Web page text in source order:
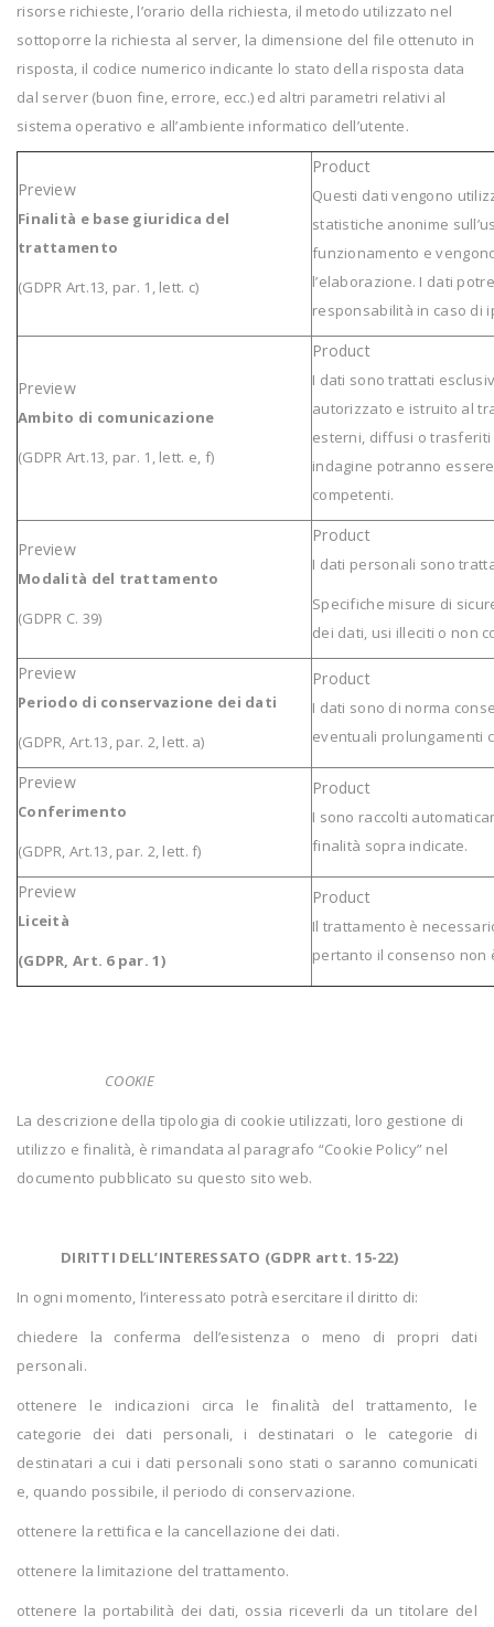
risorse richieste, l’orario della richiesta, il metodo utilizzato nel
sottoporre la richiesta al server, la dimensione del file ottenuto in
risposta, il codice numerico indicante lo stato della risposta data
dal server (buon fine, errore, ecc.) ed altri parametri relativi al
sistema operativo e all’ambiente informatico dell’utente.
Finalità e base giuridica del
trattamento
(GDPR Art.13, par. 1, lett. c)
Questi dati vengono
statistiche anonime
funzionamento e
l’elaborazione. I dati
responsabilità in caso di
Ambito di comunicazione
(GDPR Art.13, par. 1, lett. e, f)
I dati sono trattati
autorizzato e istruito al
esterni, diffusi o trasferiti
indagine potranno
competenti.
Modalità del trattamento
(GDPR C. 39)
I dati personali sono
Specifiche misure di
dei dati, usi illeciti o non
Periodo di conservazione dei dati
(GDPR, Art.13, par. 2, lett. a)
I dati sono di norma
eventuali prolungamenti
Conferimento
(GDPR, Art.13, par. 2, lett. f)
I sono raccolti
finalità sopra indicate.
Liceità
(GDPR, Art. 6 par. 1)
Il trattamento è
pertanto il consenso non
COOKIE
La descrizione della tipologia di cookie utilizzati, loro gestione di
utilizzo e finalità, è rimandata al paragrafo “Cookie Policy” nel
documento pubblicato su questo sito web.
DIRITTI DELL’INTERESSATO (GDPR artt. 15-22)
In ogni momento, l’interessato potrà esercitare il diritto di:
chiedere la conferma dell’esistenza o meno di propri dati
personali.
ottenere le indicazioni circa le finalità del trattamento, le
categorie dei dati personali, i destinatari o le categorie di
destinatari a cui i dati personali sono stati o saranno comunicati
e, quando possibile, il periodo di conservazione.
ottenere la rettifica e la cancellazione dei dati.
ottenere la limitazione del trattamento.
ottenere la portabilità dei dati, ossia riceverli da un titolare del